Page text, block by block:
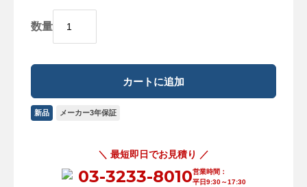
数量
新品 メーカー3年保証
＼ 最短即日でお見積り ／
03-3233-8010営業時間：
平日9:30～17:30